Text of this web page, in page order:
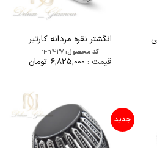
انگشتر نقره مردانه کارتیر
کد محصول:ri-n427
قیمت : 6,825,000 تومان
جدید